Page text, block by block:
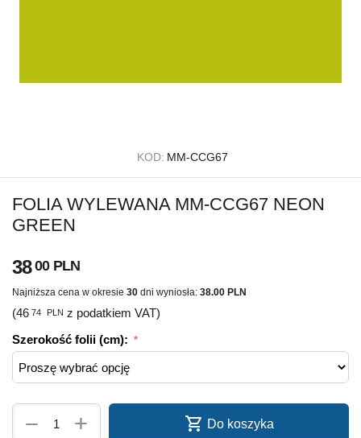
KOD: MM-CCG67
FOLIA WYLEWANA MM-CCG67 NEON
GREEN
3800 PLN
Najniższa cena w okresie 30 dni wyniosła: 38.00 PLN
(46 74 PLN z podatkiem VAT)
Szerokość folii (cm):
+
− Do koszyka